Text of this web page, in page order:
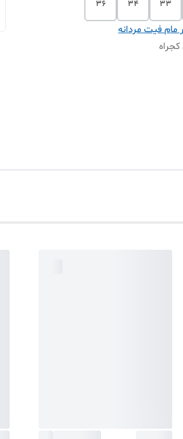
۳۳ ۳۴ ۳۶
مام فیت مردانه